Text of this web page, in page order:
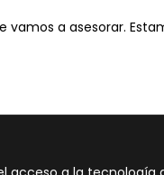
vamos a asesorar.